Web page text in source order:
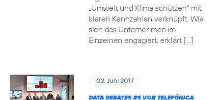
„Umwelt und Klima schützen“ mit
klaren Kennzahlen verknüpft. Wie
sich das Unternehmen im
Einzelnen engagiert, erklärt […]
02. Juni 2017
DATA DEBATES #5VON TELEFÓNICA